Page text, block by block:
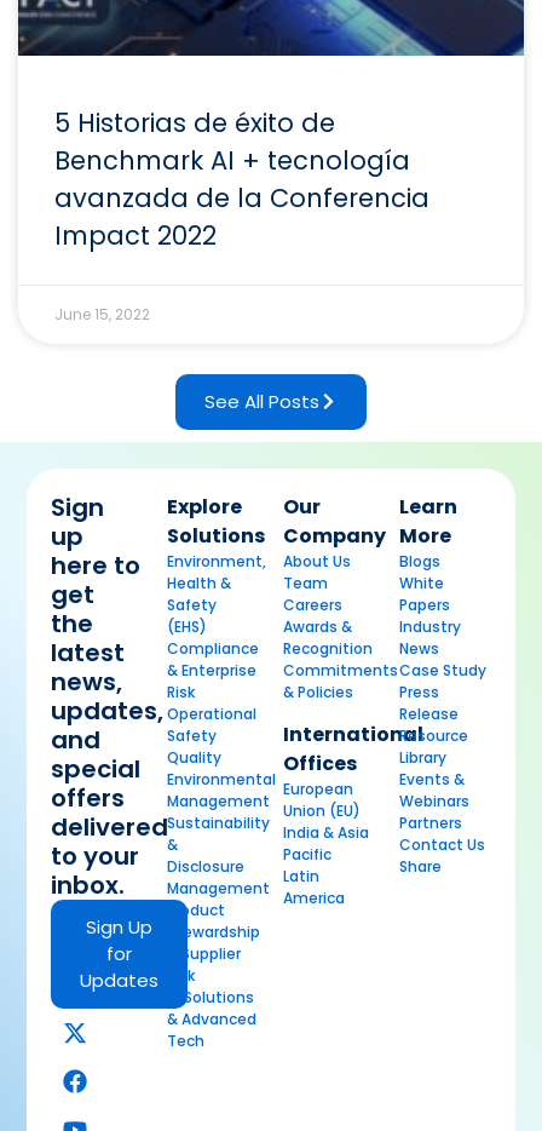
5 Historias de éxito de
Benchmark AI + tecnología
avanzada de la Conferencia
Impact 2022
June 15, 2022
See All Posts
Sign
up
here to
get
the
latest
news,
updates,
and
special
offers
delivered
to your
inbox.
Sign Up
for
Updates
Explore
Solutions
Environment,
Health &
Safety
(EHS)
Compliance
& Enterprise
Risk
Operational
Safety
Quality
Environmental
Management
Sustainability
&
Disclosure
Management
Product
Stewardship
& Supplier
Risk
AI Solutions
& Advanced
Tech
Our
Company
About Us
Team
Careers
Awards &
Recognition
Commitments
& Policies
International
Offices
European
Union (EU)
India & Asia
Pacific
Latin
America
Learn
More
Blogs
White
Papers
Industry
News
Case Study
Press
Release
Resource
Library
Events &
Webinars
Partners
Contact Us
Share